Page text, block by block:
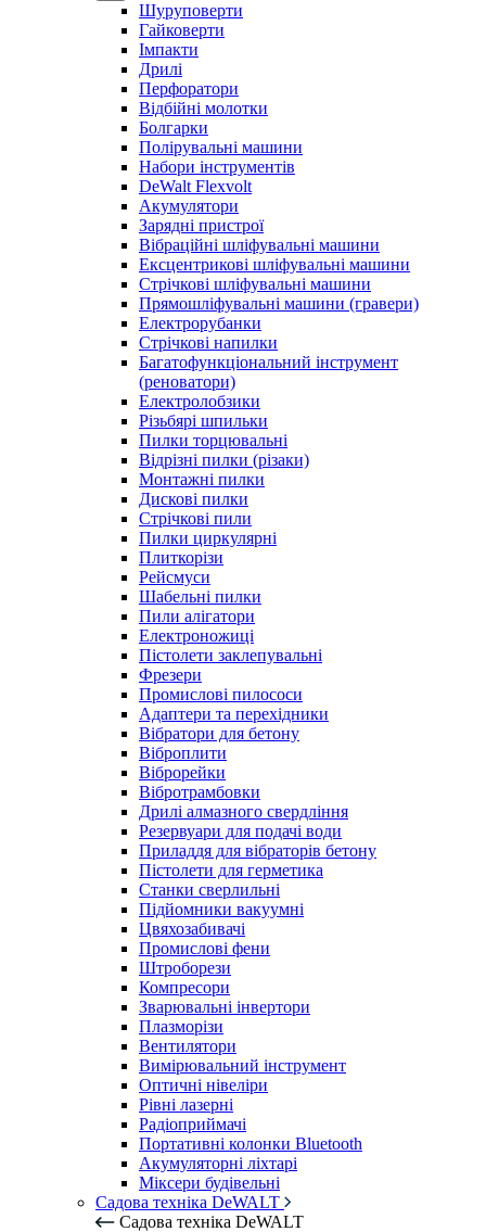
Шуруповерти
Гайковерти
Імпакти
Дрилі
Перфоратори
Відбійні молотки
Болгарки
Полірувальні машини
Набори інструментів
DeWalt Flexvolt
Акумулятори
Зарядні пристрої
Вібраційні шліфувальні машини
Ексцентрикові шліфувальні машини
Стрічкові шліфувальні машини
Прямошліфувальні машини (гравери)
Електрорубанки
Стрічкові напилки
Багатофункціональний інструмент
(реноватори)
Електролобзики
Різьбярі шпильки
Пилки торцювальні
Відрізні пилки (різаки)
Монтажні пилки
Дискові пилки
Стрічкові пили
Пилки циркулярні
Плиткорізи
Рейсмуси
Шабельні пилки
Пили алігатори
Електроножиці
Пістолети заклепувальні
Фрезери
Промислові пилососи
Адаптери та перехідники
Вібратори для бетону
Віброплити
Віброрейки
Вібротрамбовки
Дрилі алмазного свердління
Резервуари для подачі води
Приладдя для вібраторів бетону
Пістолети для герметика
Станки сверлильні
Підйомники вакуумні
Цвяхозабивачі
Промислові фени
Штроборези
Компресори
Зварювальні інвертори
Плазморізи
Вентилятори
Вимірювальний інструмент
Оптичні нівеліри
Рівні лазерні
Радіоприймачі
Портативні колонки Bluetooth
Акумуляторні ліхтарі
Міксери будівельні
Садова техніка DeWALT
Садова техніка DeWALT